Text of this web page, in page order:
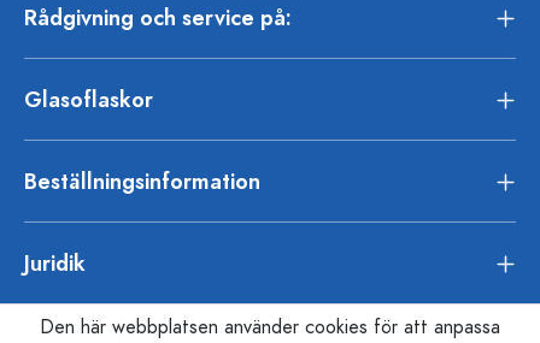
Rådgivning och service på:
Glasoflaskor
Beställningsinformation
Juridik
Den här webbplatsen använder cookies för att anpassa